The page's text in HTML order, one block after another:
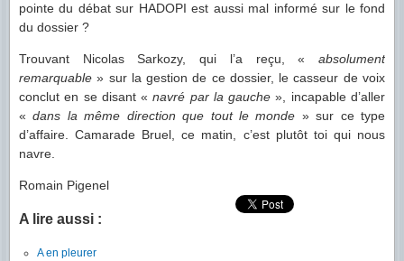
pointe du débat sur HADOPI est aussi mal informé sur le fond
du dossier ?
Trouvant Nicolas Sarkozy, qui l’a reçu, « absolument
remarquable» sur la gestion de ce dossier, le casseur de voix
conclut en se disant «navré par la gauche », incapable d’aller
«dans la même direction que tout le monde » sur ce type
d’affaire. Camarade Bruel, ce matin, c’est plutôt toi qui nous
navre.
Romain Pigenel
A lire aussi :
A en pleurer